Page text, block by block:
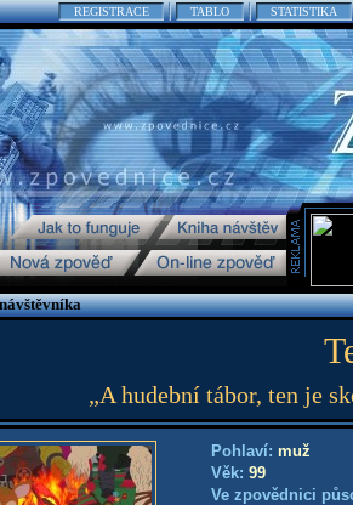
REGISTRACE TABLO STATISTIKA
„A hudební tábor, ten je
Pohlaví: muž
Věk: 99
Ve zpovědnici